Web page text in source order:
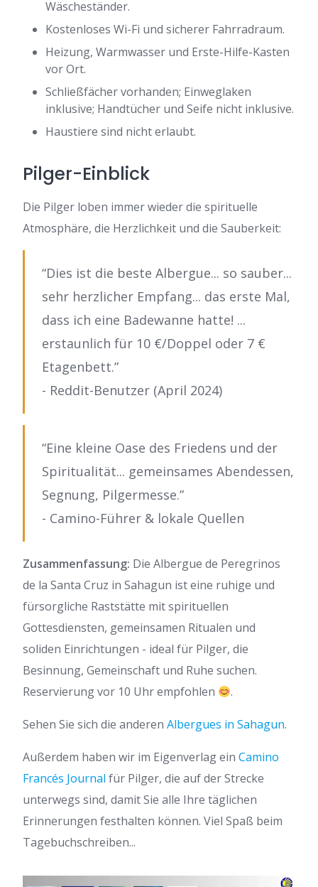
Wäscheständer.
Kostenloses Wi-Fi und sicherer Fahrradraum.
Heizung, Warmwasser und Erste-Hilfe-Kasten
vor Ort.
Schließfächer vorhanden; Einweglaken
inklusive; Handtücher und Seife nicht inklusive.
Haustiere sind nicht erlaubt.
Pilger-Einblick
Die Pilger loben immer wieder die spirituelle
Atmosphäre, die Herzlichkeit und die Sauberkeit:
“Dies ist die beste Albergue... so sauber...
sehr herzlicher Empfang... das erste Mal,
dass ich eine Badewanne hatte! ...
erstaunlich für 10 €/Doppel oder 7 €
Etagenbett.”
- Reddit-Benutzer (April 2024)
“Eine kleine Oase des Friedens und der
Spiritualität... gemeinsames Abendessen,
Segnung, Pilgermesse.”
- Camino-Führer & lokale Quellen
Zusammenfassung: Die Albergue de Peregrinos
de la Santa Cruz in Sahagun ist eine ruhige und
fürsorgliche Raststätte mit spirituellen
Gottesdiensten, gemeinsamen Ritualen und
soliden Einrichtungen - ideal für Pilger, die
Besinnung, Gemeinschaft und Ruhe suchen.
Reservierung vor 10 Uhr empfohlen
.
Sehen Sie sich die anderen Albergues in Sahagun.
Außerdem haben wir im Eigenverlag ein Camino
Francés Journal für Pilger, die auf der Strecke
unterwegs sind, damit Sie alle Ihre täglichen
Erinnerungen festhalten können. Viel Spaß beim
Tagebuchschreiben...